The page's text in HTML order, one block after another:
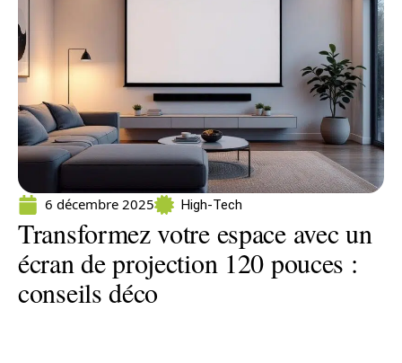
6 décembre 2025 High-Tech
Transformez votre espace avec un
écran de projection 120 pouces :
conseils déco